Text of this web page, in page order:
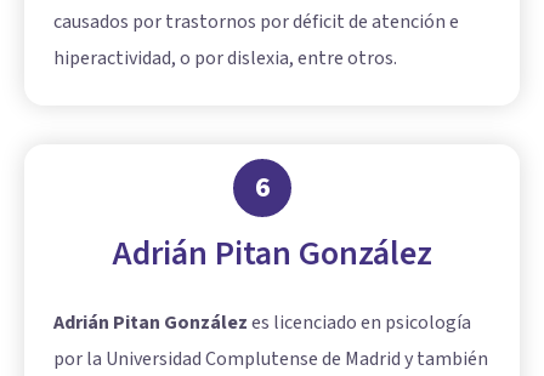
causados por trastornos por déficit de atención e
hiperactividad, o por dislexia, entre otros.
6
Adrián Pitan González
Adrián Pitan Gonzálezes licenciado en psicología
por la Universidad Complutense de Madrid y también